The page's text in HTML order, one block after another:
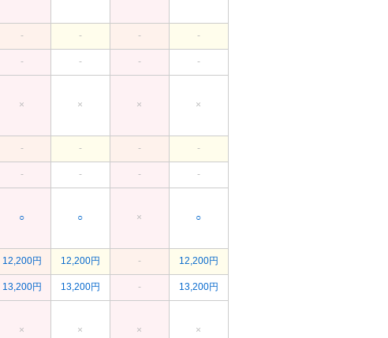
- - - -
- - - -
× × × ×
- - - -
- - - -
○ ○ × ○
12,200円 12,200円 - 12,200円
13,200円 13,200円 - 13,200円
× × × ×